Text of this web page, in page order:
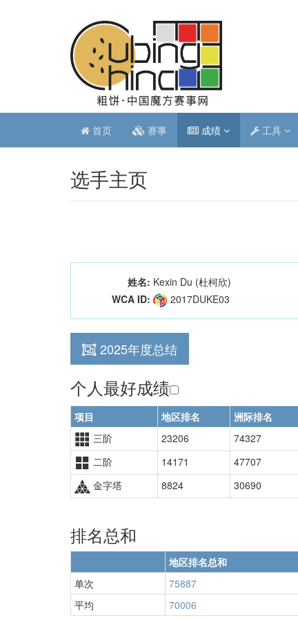
首页 赛事 成绩 工具
选手主页
姓名: Kexin Du (杜柯欣)
WCA ID:
2017DUKE03
2025年度总结
个人最好成绩
项目 地区排名 洲际排名
三阶
23206 74327
二阶
14171 47707
金字塔
8824 30690
排名总和
地区排名总和
单次
75887
平均
70006